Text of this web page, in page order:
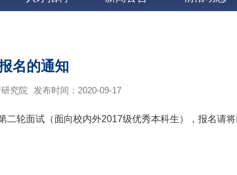
名的通知
究院 发布时间：2020-09-17
轮面试（面向校内外2017级优秀本科生），报名请将